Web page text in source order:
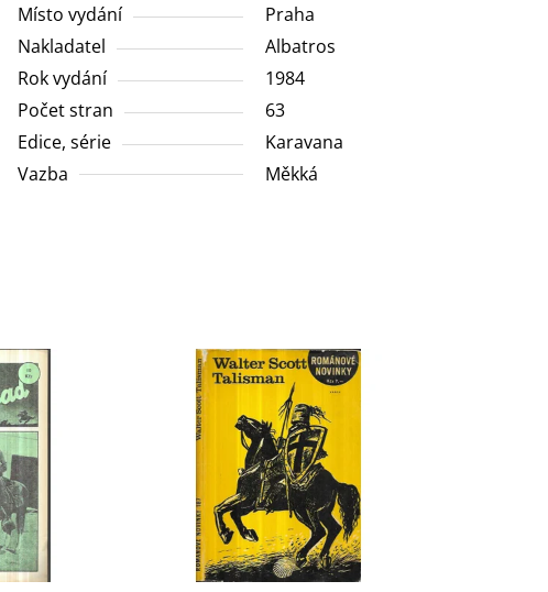
Místo vydání
Praha
Nakladatel
Albatros
Rok vydání
1984
Počet stran
63
Edice, série
Karavana
Vazba
Měkká